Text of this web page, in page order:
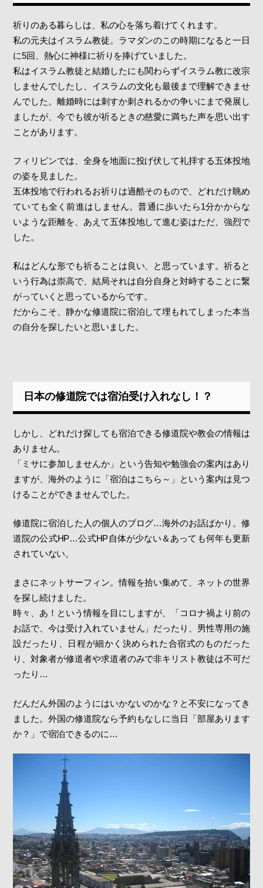
祈りのある暮らしは、私の心を落ち着けてくれます。
私の元夫はイスラム教徒。ラマダンのこの時期になると一日
に5回、熱心に神様に祈りを捧げていました。
私はイスラム教徒と結婚したにも関わらずイスラム教に改宗
しませんでしたし、イスラムの文化も最後まで理解できませ
んでした。離婚時には刺すか刺されるかの争いにまで発展し
ましたが、今でも彼が祈るときの慈愛に満ちた声を思い出す
ことがあります。
フィリピンでは、全身を地面に投げ伏して礼拝する五体投地
の姿を見ました。
五体投地で行われるお祈りは過酷そのもので、どれだけ眺め
ていても全く前進はしません。普通に歩いたら1分かからな
いような距離を、あえて五体投地して進む姿はただ、強烈で
した。
私はどんな形でも祈ることは良い、と思っています。祈ると
いう行為は崇高で、結局それは自分自身と対峙することに繋
がっていくと思っているからです。
だからこそ、静かな修道院に宿泊して埋もれてしまった本当
の自分を探したいと思いました。
日本の修道院では宿泊受け入れなし！？
しかし、どれだけ探しても宿泊できる修道院や教会の情報は
ありません。
「ミサに参加しませんか」という告知や勉強会の案内はあり
ますが、海外のように「宿泊はこちら～」という案内は見つ
けることができませんでした。
修道院に宿泊した人の個人のブログ…海外のお話ばかり。修
道院の公式HP…公式HP自体が少ない＆あっても何年も更新
されていない。
まさにネットサーフィン。情報を拾い集めて、ネットの世界
を探し続けました。
時々、あ！という情報を目にしますが、「コロナ禍より前の
お話で、今は受け入れていません」だったり、男性専用の施
設だったり、日程が細かく決められた合宿式のものだった
り、対象者が修道者や求道者のみで非キリスト教徒は不可だ
ったり…
だんだん外国のようにはいかないのかな？と不安になってき
ました。外国の修道院なら予約もなしに当日「部屋あります
か？」で宿泊できるのに…